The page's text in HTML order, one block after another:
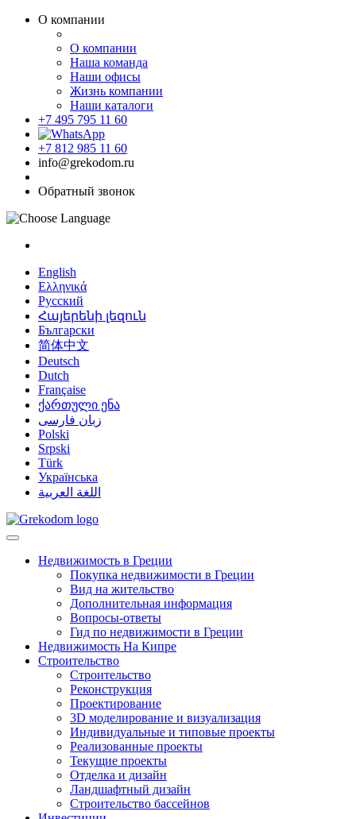
О компании
О компании
Наша команда
Наши офисы
Жизнь компании
Наши каталоги
+7 495 795 11 60
+7 812 985 11 60
info@grekodom.ru
Обратный звонок
English
Ελληνικά
Русский
Հայերենի լեզուն
Български
简体中文
Deutsch
Dutch
Française
ქართული ენა
زبان فارسی
Polski
Srpski
Türk
Українська
اللغة العربية
Недвижимость в Греции
Покупка недвижимости в Греции
Вид на жительство
Дополнительная информация
Вопросы-ответы
Гид по недвижимости в Греции
Недвижимость На Кипре
Строительство
Строительство
Реконструкция
Проектирование
3D моделирование и визуализация
Индивидуальные и типовые проекты
Реализованные проекты
Текущие проекты
Отделка и дизайн
Ландшафтный дизайн
Строительство бассейнов